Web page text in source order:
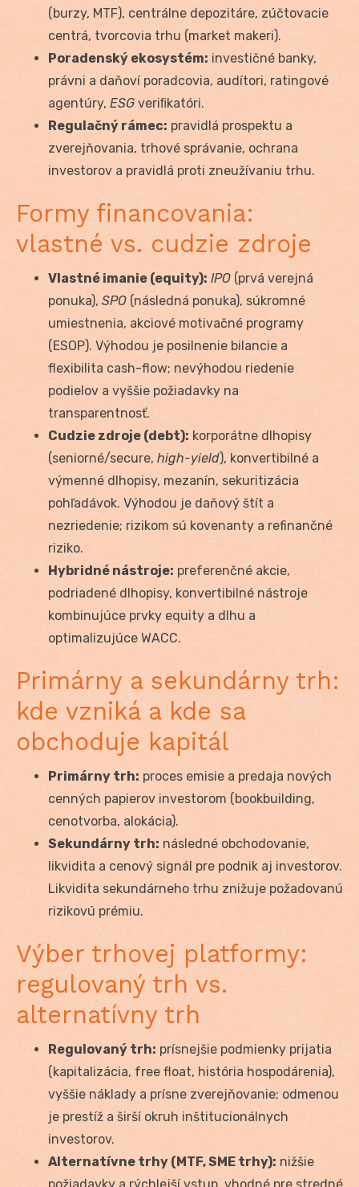
(burzy, MTF), centrálne depozitáre, zúčtovacie
centrá, tvorcovia trhu (market makeri).
Poradenský ekosystém: investičné banky,
právni a daňoví poradcovia, audítori, ratingové
agentúry, ESG veriﬁkatóri.
Regulačný rámec: pravidlá prospektu a
zverejňovania, trhové správanie, ochrana
investorov a pravidlá proti zneužívaniu trhu.
Formy financovania:
vlastné vs. cudzie zdroje
Vlastné imanie (equity): IPO (prvá verejná
ponuka), SPO (následná ponuka), súkromné
umiestnenia, akciové motivačné programy
(ESOP). Výhodou je posilnenie bilancie a
flexibilita cash-flow; nevýhodou riedenie
podielov a vyššie požiadavky na
transparentnosť.
Cudzie zdroje (debt): korporátne dlhopisy
(seniorné/secure, high-yield), konvertibilné a
výmenné dlhopisy, mezanín, sekuritizácia
pohľadávok. Výhodou je daňový štít a
nezriedenie; rizikom sú kovenanty a refinančné
riziko.
Hybridné nástroje: preferenčné akcie,
podriadené dlhopisy, konvertibilné nástroje
kombinujúce prvky equity a dlhu a
optimalizujúce WACC.
Primárny a sekundárny trh:
kde vzniká a kde sa
obchoduje kapitál
Primárny trh: proces emisie a predaja nových
cenných papierov investorom (bookbuilding,
cenotvorba, alokácia).
Sekundárny trh: následné obchodovanie,
likvidita a cenový signál pre podnik aj investorov.
Likvidita sekundárneho trhu znižuje požadovanú
rizikovú prémiu.
Výber trhovej platformy:
regulovaný trh vs.
alternatívny trh
Regulovaný trh: prísnejšie podmienky prijatia
(kapitalizácia, free float, história hospodárenia),
vyššie náklady a prísne zverejňovanie; odmenou
je prestíž a širší okruh inštitucionálnych
investorov.
Alternatívne trhy (MTF, SME trhy): nižšie